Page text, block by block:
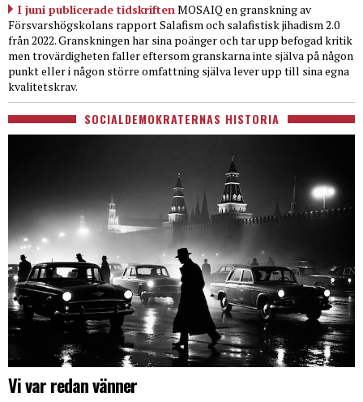
I juni publicerade tidskriftenMOSAIQ en granskning av
Försvarshögskolans rapport Salafism och salafistisk jihadism 2.0
från 2022. Granskningen har sina poänger och tar upp befogad kritik
men trovärdigheten faller eftersom granskarna inte själva på någon
punkt eller i någon större omfattning själva lever upp till sina egna
kvalitetskrav.
SOCIALDEMOKRATERNAS HISTORIA
Vi var redan vänner